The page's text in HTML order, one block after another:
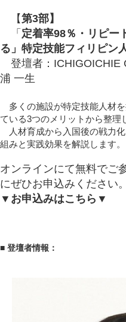
【第3部】
「 定着率98％・リピー
る」特定技能フィリピン
登壇者：ICHIGOICHIE
浦 一生
多くの施設が特定技能人材
ている3つのメリットから整理
人材育成から入国後の戦力
組みと実践効果を解説します。
オンラインにて無料でご
にぜひお申込みください。
▼お申込みはこちら▼
■ 登壇者情報：